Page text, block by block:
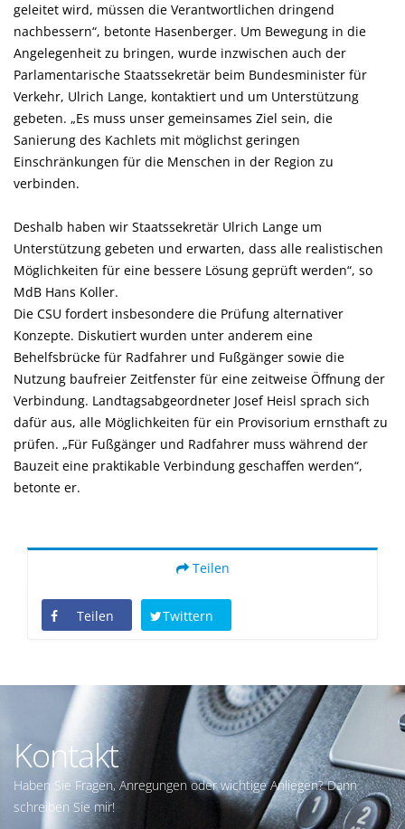
geleitet wird, müssen die Verantwortlichen dringend
nachbessern“, betonte Hasenberger. Um Bewegung in die
Angelegenheit zu bringen, wurde inzwischen auch der
Parlamentarische Staatssekretär beim Bundesminister für
Verkehr, Ulrich Lange, kontaktiert und um Unterstützung
gebeten. „Es muss unser gemeinsames Ziel sein, die
Sanierung des Kachlets mit möglichst geringen
Einschränkungen für die Menschen in der Region zu
verbinden.
Deshalb haben wir Staatssekretär Ulrich Lange um
Unterstützung gebeten und erwarten, dass alle realistischen
Möglichkeiten für eine bessere Lösung geprüft werden“, so
MdB Hans Koller.
Die CSU fordert insbesondere die Prüfung alternativer
Konzepte. Diskutiert wurden unter anderem eine
Behelfsbrücke für Radfahrer und Fußgänger sowie die
Nutzung baufreier Zeitfenster für eine zeitweise Öffnung der
Verbindung. Landtagsabgeordneter Josef Heisl sprach sich
dafür aus, alle Möglichkeiten für ein Provisorium ernsthaft zu
prüfen. „Für Fußgänger und Radfahrer muss während der
Bauzeit eine praktikable Verbindung geschaffen werden“,
betonte er.
Teilen
Teilen Twittern
Kontakt
Haben Sie Fragen, Anregungen oder wichtige Anliegen? Dann
schreiben Sie mir!